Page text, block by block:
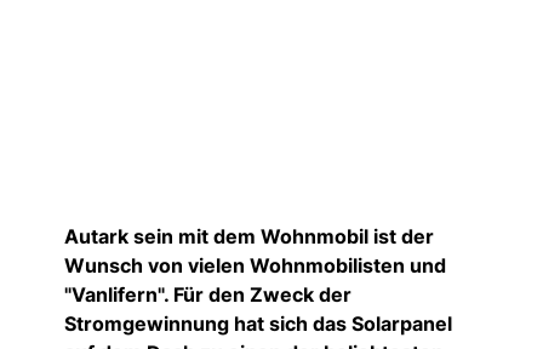
Autark sein mit dem Wohnmobil ist der
Wunsch von vielen Wohnmobilisten und
"Vanlifern". Für den Zweck der
Stromgewinnung hat sich das Solarpanel